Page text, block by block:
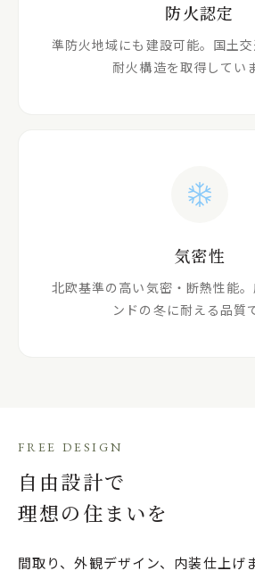
防火認定
準防火地域にも建設可能。国土
耐火構造を取得してい
気密性
北欧基準の高い気密・断熱性能
ンドの冬に耐える品質
FREE DESIGN
自由設計で
理想の住まいを
間取り、外観デザイン、内装仕上げ